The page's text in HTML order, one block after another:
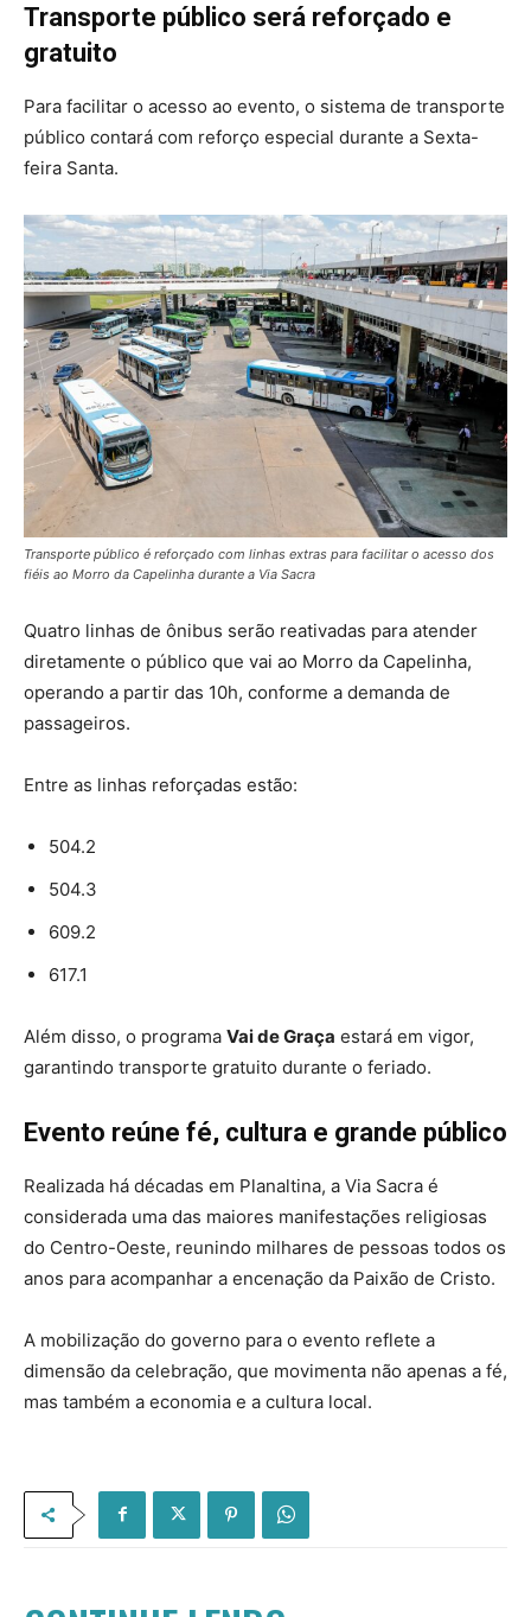
Transporte público será reforçado e
gratuito
Para facilitar o acesso ao evento, o sistema de transporte
público contará com reforço especial durante a Sexta-
feira Santa.
Transporte público é reforçado com linhas extras para facilitar o acesso dos
fiéis ao Morro da Capelinha durante a Via Sacra
Quatro linhas de ônibus serão reativadas para atender
diretamente o público que vai ao Morro da Capelinha,
operando a partir das 10h, conforme a demanda de
passageiros.
Entre as linhas reforçadas estão:
504.2
504.3
609.2
617.1
Além disso, o programa Vai de Graça estará em vigor,
garantindo transporte gratuito durante o feriado.
Evento reúne fé, cultura e grande público
Realizada há décadas em Planaltina, a Via Sacra é
considerada uma das maiores manifestações religiosas
do Centro-Oeste, reunindo milhares de pessoas todos os
anos para acompanhar a encenação da Paixão de Cristo.
A mobilização do governo para o evento reflete a
dimensão da celebração, que movimenta não apenas a fé,
mas também a economia e a cultura local.